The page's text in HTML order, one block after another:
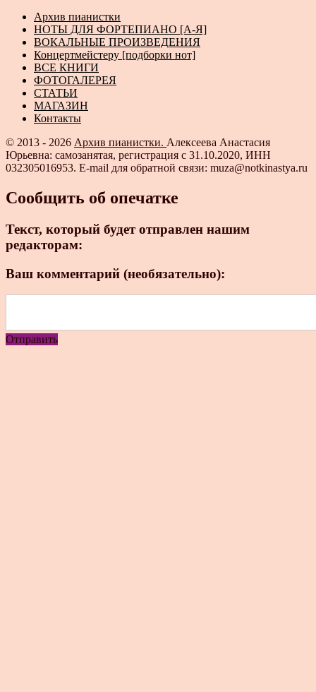
Архив пианистки
НОТЫ ДЛЯ ФОРТЕПИАНО [А-Я]
ВОКАЛЬНЫЕ ПРОИЗВЕДЕНИЯ
Концертмейстеру [подборки нот]
ВСЕ КНИГИ
ФОТОГАЛЕРЕЯ
СТАТЬИ
МАГАЗИН
Контакты
© 2013 - 2026 Архив пианистки. Алексеева Анастасия
Юрьевна: самозанятая, регистрация с 31.10.2020, ИНН
032305016953. E-mail для обратной связи: muza@notkinastya.ru
Сообщить об опечатке
Текст, который будет отправлен нашим
редакторам:
Ваш комментарий (необязательно):
Отправить